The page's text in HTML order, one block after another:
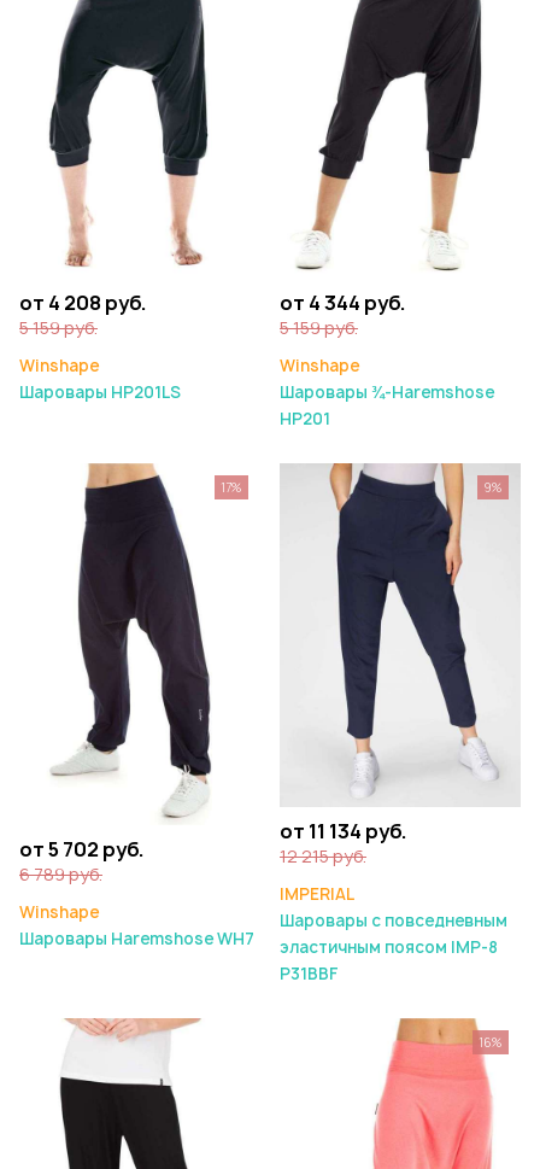
от 4 208 руб.
5 159 руб.
Winshape
Шаровары HP201LS
от 4 344 руб.
5 159 руб.
Winshape
Шаровары ¾-Haremshose
HP201
от 5 702 руб.
6 789 руб.
Winshape
Шаровары Haremshose WH7
17%
от 11 134 руб.
12 215 руб.
IMPERIAL
Шаровары с повседневным
эластичным поясом IMP-8
P31BBF
9%
16%